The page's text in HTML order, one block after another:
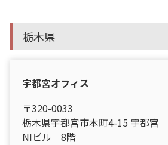
栃木県
宇都宮オフィス
〒320-0033
栃木県宇都宮市本町4-15 宇都宮
NIビル 8階